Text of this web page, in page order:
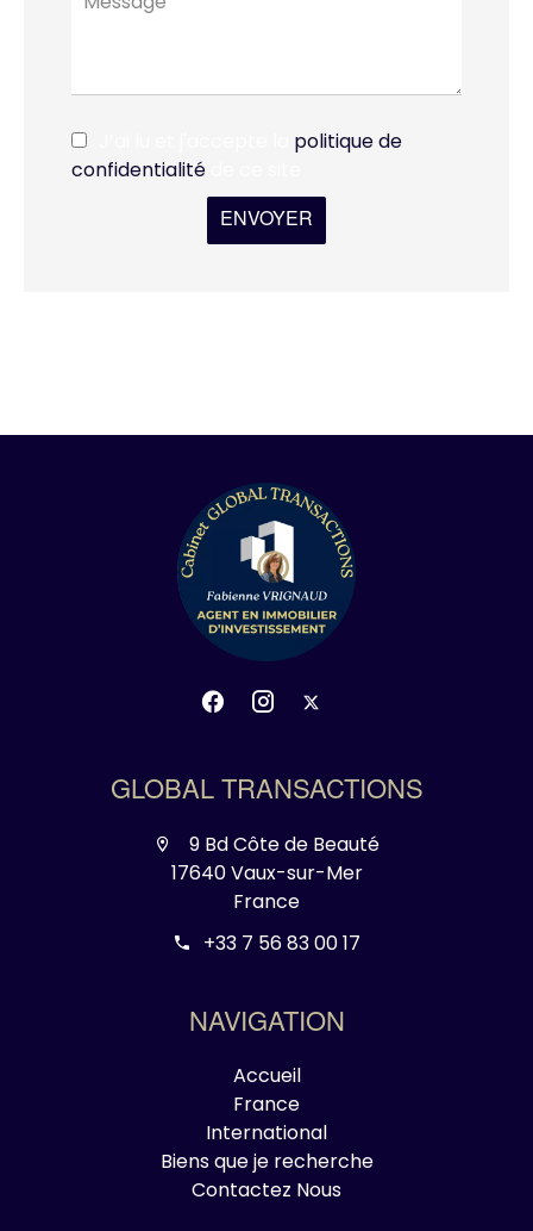
politique de
confidentialité
ENVOYER
GLOBAL TRANSACTIONS
9 Bd Côte de Beauté
17640 Vaux-sur-Mer
France
+33 7 56 83 00 17
NAVIGATION
Accueil
France
International
Biens que je recherche
Contactez Nous